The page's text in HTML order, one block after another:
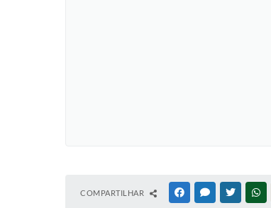
COMPARTILHAR FACEBOOKMESSENGER
TWITTER